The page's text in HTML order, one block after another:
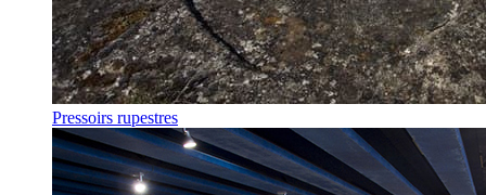
Pressoirs rupestres